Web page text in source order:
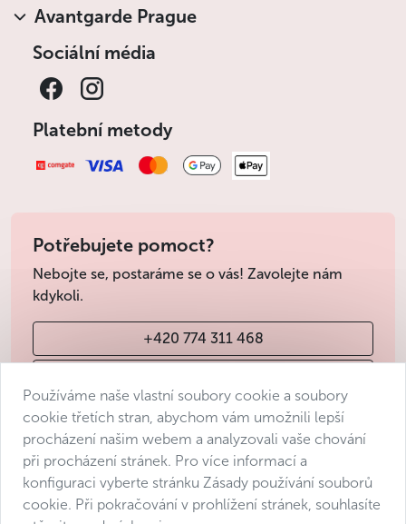
Avantgarde Prague
Sociální média
Platební metody
Potřebujete pomoct?
Nebojte se, postaráme se o vás! Zavolejte nám
kdykoli.
+420 774 311 468
Obchodní podmínky
Ochrana osobních údajů
Prohlášení o přístupnosti
Používáme naše vlastní soubory cookie a soubory
cookie třetích stran, abychom vám umožnili lepší
procházení našim webem a analyzovali vaše chování
při procházení stránek. Pro více informací a
konfiguraci vyberte stránku Zásady používání souborů
cookie. Při pokračování v prohlížení stránek, souhlasíte